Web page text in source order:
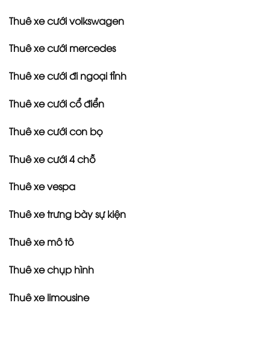
Thuê xe cưới volkswagen
Thuê xe cưới mercedes
Thuê xe cưới đi ngoại tỉnh
Thuê xe cưới cổ điển
Thuê xe cưới con bọ
Thuê xe cưới 4 chỗ
Thuê xe vespa
Thuê xe trưng bày sự kiện
Thuê xe mô tô
Thuê xe chụp hình
Thuê xe limousine